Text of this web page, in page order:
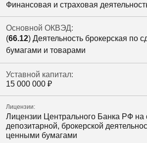
Финансовая и страховая
Основной ОКВЭД:
(66.12) Деятельность брокерская по
бумагами и товарами
Уставной капитал:
15 000 000 ₽
Лицензии:
Лицензии Центрального Банка РФ на
депозитарной, брокерской
ценными бумагами